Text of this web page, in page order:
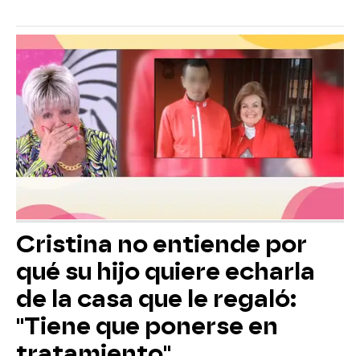
Cristina no entiende por
qué su hijo quiere echarla
de la casa que le regaló:
"Tiene que ponerse en